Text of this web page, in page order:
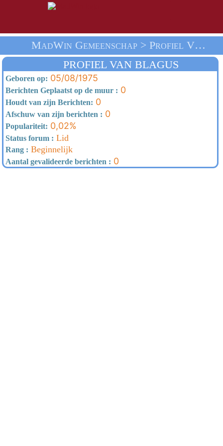
MadWin Gemeenschap > Profiel Van Blagus > Thuis
PROFIEL VAN BLAGUS
Geboren op: 05/08/1975
Berichten Geplaatst op de muur : 0
Houdt van zijn Berichten: 0
Afschuw van zijn berichten : 0
Populariteit: 0,02%
Status forum : Lid
Rang : Beginnelijk
Aantal gevalideerde berichten : 0